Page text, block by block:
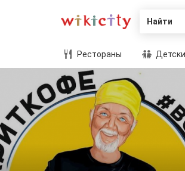
Найти
Рестораны